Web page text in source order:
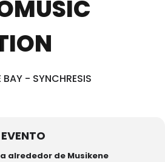
BAY - SYNCHRESIS
alrededor de Musikene